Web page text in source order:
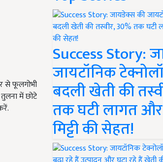
से फूलगोभी
में छोटे
Success Story:
जायटॉनिक
बदली खेती की
तक घटी लागत
मिट्टी की सेहत!